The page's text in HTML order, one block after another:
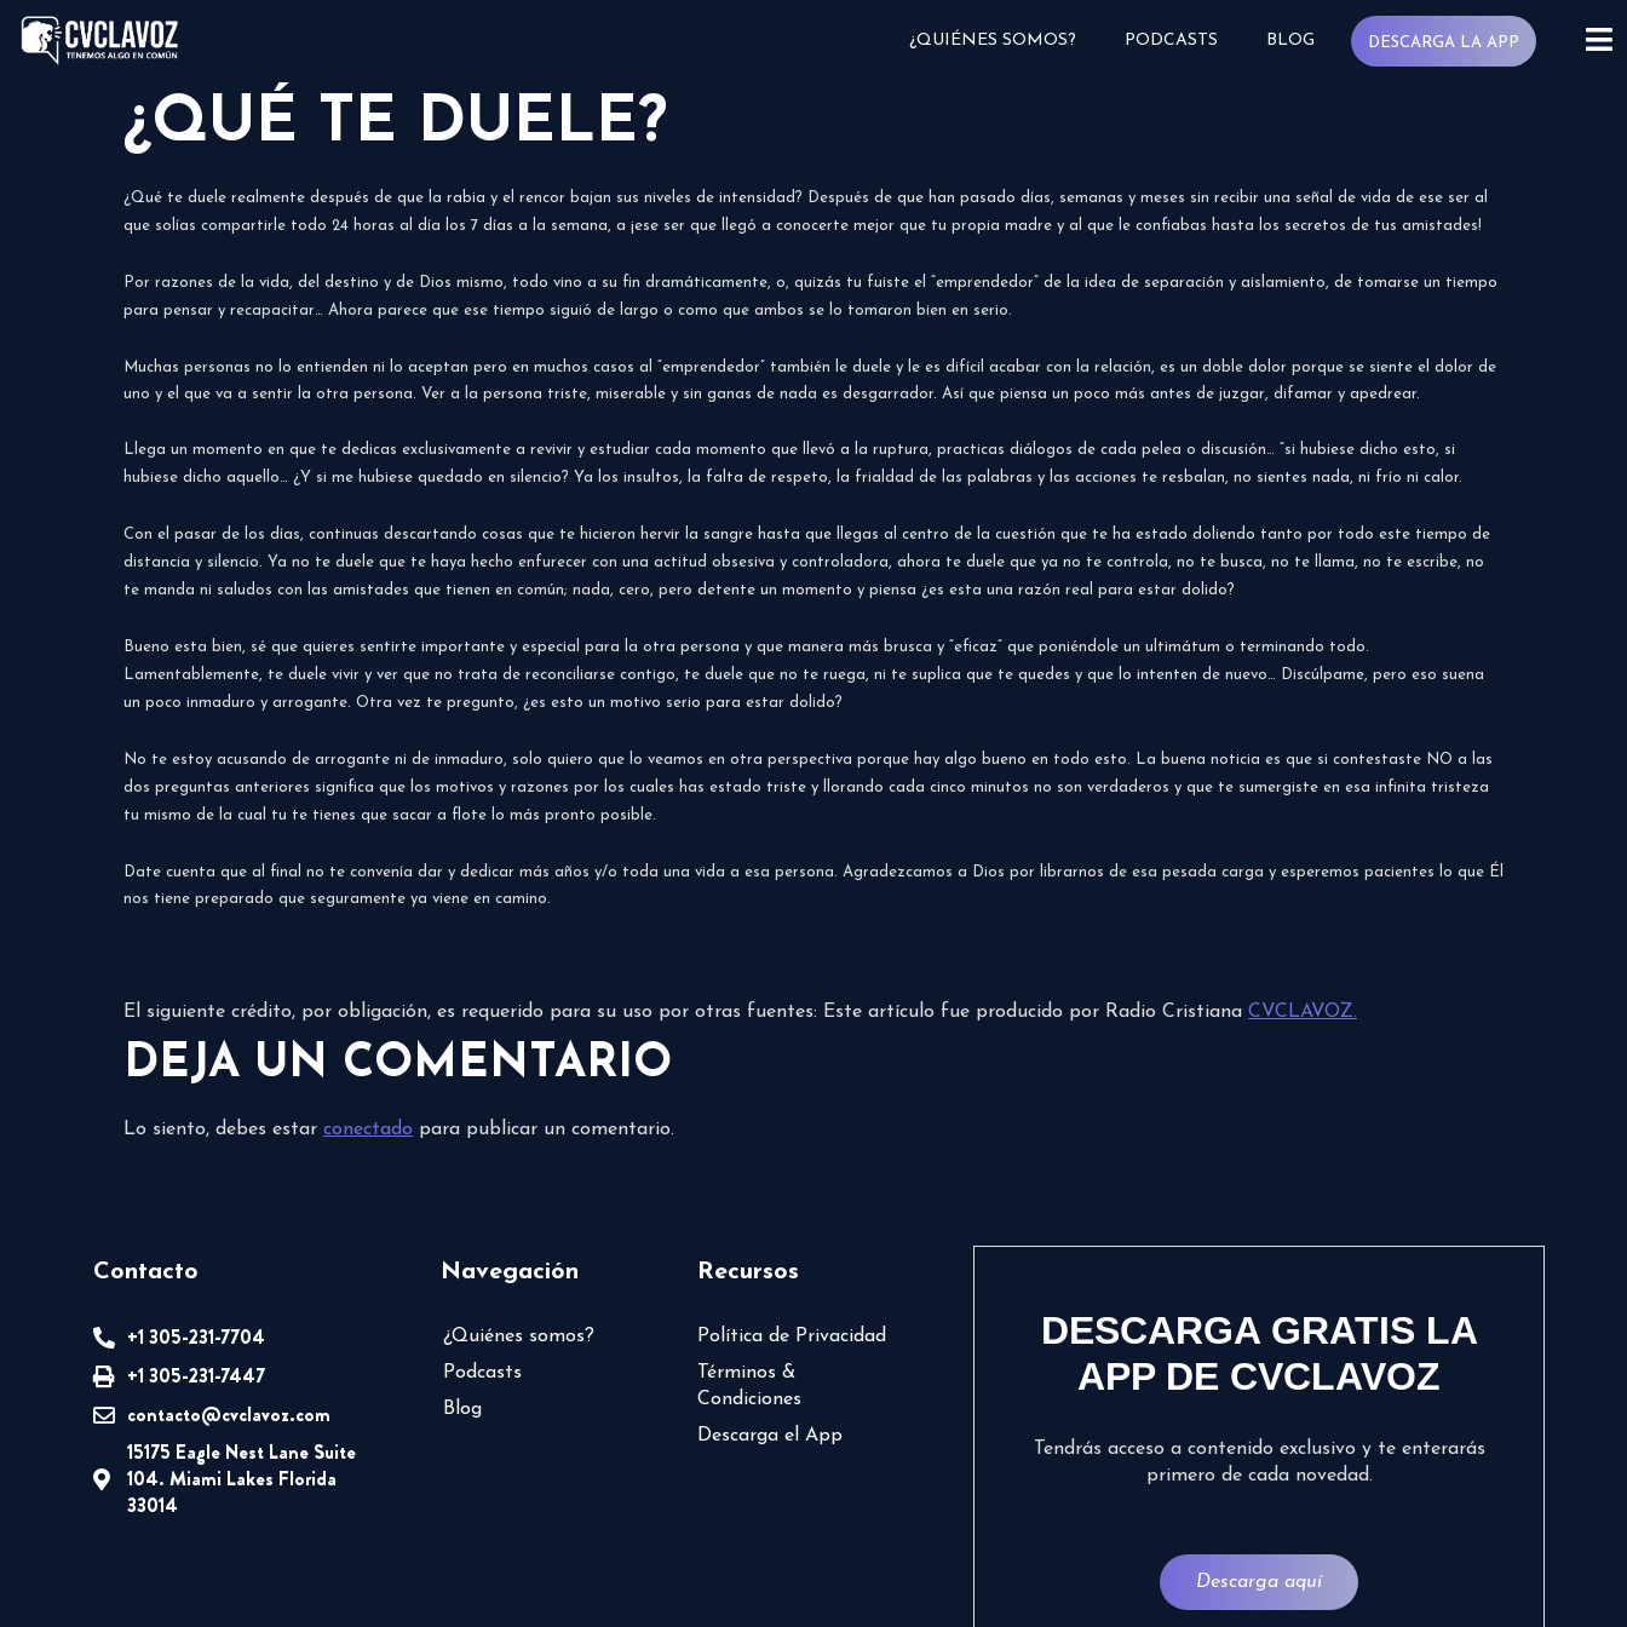
¿QUIÉNES SOMOS? PODCASTS BLOG DESCARGA LA APP
¿QUÉ TE DUELE?
¿Qué te duele realmente después de que la rabia y el rencor bajan sus niveles de intensidad? Después de que han pasado días, semanas y meses sin recibir una señal de vida de ese ser al
que solías compartirle todo 24 horas al día los 7 días a la semana, a ¡ese ser que llegó a conocerte mejor que tu propia madre y al que le confiabas hasta los secretos de tus amistades!
Por razones de la vida, del destino y de Dios mismo, todo vino a su fin dramáticamente, o, quizás tu fuiste el “emprendedor” de la idea de separación y aislamiento, de tomarse un tiempo
para pensar y recapacitar… Ahora parece que ese tiempo siguió de largo o como que ambos se lo tomaron bien en serio.
Muchas personas no lo entienden ni lo aceptan pero en muchos casos al “emprendedor” también le duele y le es difícil acabar con la relación, es un doble dolor porque se siente el dolor de
uno y el que va a sentir la otra persona. Ver a la persona triste, miserable y sin ganas de nada es desgarrador. Así que piensa un poco más antes de juzgar, difamar y apedrear.
Llega un momento en que te dedicas exclusivamente a revivir y estudiar cada momento que llevó a la ruptura, practicas diálogos de cada pelea o discusión… “si hubiese dicho esto, si
hubiese dicho aquello… ¿Y si me hubiese quedado en silencio? Ya los insultos, la falta de respeto, la frialdad de las palabras y las acciones te resbalan, no sientes nada, ni frío ni calor.
Con el pasar de los días, continuas descartando cosas que te hicieron hervir la sangre hasta que llegas al centro de la cuestión que te ha estado doliendo tanto por todo este tiempo de
distancia y silencio. Ya no te duele que te haya hecho enfurecer con una actitud obsesiva y controladora, ahora te duele que ya no te controla, no te busca, no te llama, no te escribe, no
te manda ni saludos con las amistades que tienen en común; nada, cero, pero detente un momento y piensa ¿es esta una razón real para estar dolido?
Bueno esta bien, sé que quieres sentirte importante y especial para la otra persona y que manera más brusca y “eficaz” que poniéndole un ultimátum o terminando todo.
Lamentablemente, te duele vivir y ver que no trata de reconciliarse contigo, te duele que no te ruega, ni te suplica que te quedes y que lo intenten de nuevo… Discúlpame, pero eso suena
un poco inmaduro y arrogante. Otra vez te pregunto, ¿es esto un motivo serio para estar dolido?
No te estoy acusando de arrogante ni de inmaduro, solo quiero que lo veamos en otra perspectiva porque hay algo bueno en todo esto. La buena noticia es que si contestaste NO a las
dos preguntas anteriores significa que los motivos y razones por los cuales has estado triste y llorando cada cinco minutos no son verdaderos y que te sumergiste en esa infinita tristeza
tu mismo de la cual tu te tienes que sacar a flote lo más pronto posible.
Date cuenta que al final no te convenía dar y dedicar más años y/o toda una vida a esa persona. Agradezcamos a Dios por librarnos de esa pesada carga y esperemos pacientes lo que Él
nos tiene preparado que seguramente ya viene en camino.
El siguiente crédito, por obligación, es requerido para su uso por otras fuentes: Este artículo fue producido por Radio Cristiana CVCLAVOZ.
DEJA UN COMENTARIO
Lo siento, debes estar conectado para publicar un comentario.
Contacto
+1 305-231-7704
+1 305-231-7447
contacto@cvclavoz.com
15175 Eagle Nest Lane Suite
104. Miami Lakes Florida
33014
Navegación
¿Quiénes somos?
Podcasts
Blog
Recursos
Política de Privacidad
Términos &
Condiciones
Descarga el App
DESCARGA GRATIS LA
APP DE CVCLAVOZ
Tendrás acceso a contenido exclusivo y te enterarás
primero de cada novedad.
Descarga aquí